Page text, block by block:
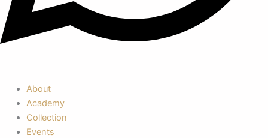
About
Academy
Collection
Events